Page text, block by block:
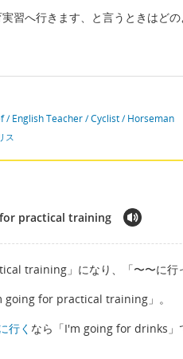
習へ行きます、と言うときはど
/ English Teacher / Cyclist / Horseman
ス
practical training
training」になり、「〜〜に行
for practical training」。
行く なら「I'm going for drinks」